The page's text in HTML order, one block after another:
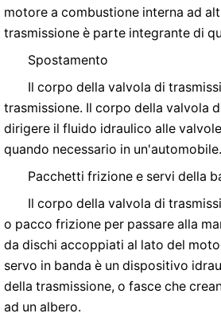
motore a combustione interna ad
trasmissione è parte integrante di
Spostamento
Il corpo della valvola di
trasmissione. Il corpo della valvola
dirigere il fluido idraulico alle
quando necessario in un'automobile.
Pacchetti frizione e servi della
Il corpo della valvola di
o pacco frizione per passare alla
da dischi accoppiati al lato del
servo in banda è un dispositivo
della trasmissione, o fasce che
ad un albero.